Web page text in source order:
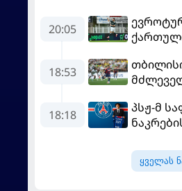
20:05
18:53
18:18
პსჟ-მ
ყველას